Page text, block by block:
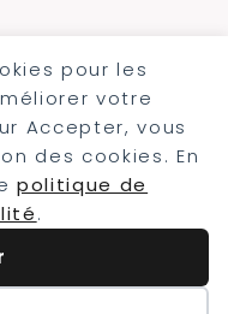
pour les
votre
Accepter, vous
des cookies. En
politique de
.